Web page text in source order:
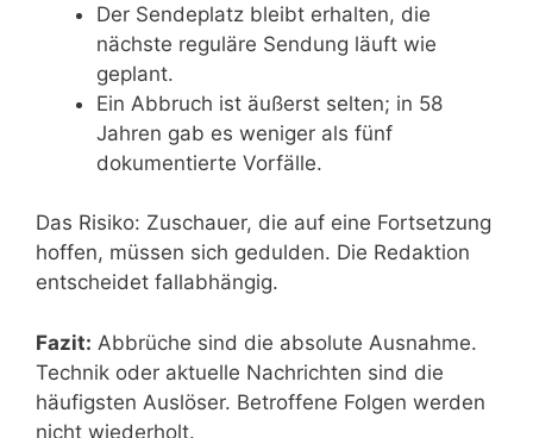
Der Sendeplatz bleibt erhalten, die
nächste reguläre Sendung läuft wie
geplant.
Ein Abbruch ist äußerst selten; in 58
Jahren gab es weniger als fünf
dokumentierte Vorfälle.
Das Risiko: Zuschauer, die auf eine Fortsetzung
hoffen, müssen sich gedulden. Die Redaktion
entscheidet fallabhängig.
Fazit: Abbrüche sind die absolute Ausnahme.
Technik oder aktuelle Nachrichten sind die
häufigsten Auslöser. Betroffene Folgen werden
nicht wiederholt.